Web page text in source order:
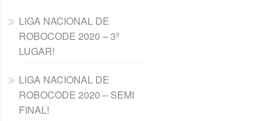
LIGA NACIONAL DE
ROBOCODE 2020 – 3º
LUGAR!
LIGA NACIONAL DE
ROBOCODE 2020 – SEMI
FINAL!